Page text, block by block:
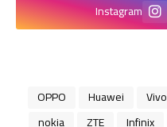
Instagram
Vivo
Huawei
OPPO
Infinix
ZTE
nokia